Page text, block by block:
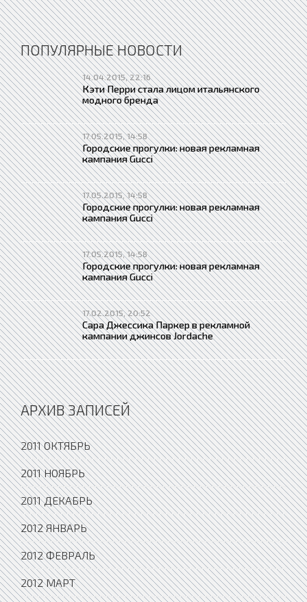
ПОПУЛЯРНЫЕ НОВОСТИ
14.04.2015, 22:16
Кэти Перри стала лицом итальянского
модного бренда
17.05.2015, 14:58
Городские прогулки: новая рекламная
кампания Gucci
17.05.2015, 14:58
Городские прогулки: новая рекламная
кампания Gucci
17.05.2015, 14:58
Городские прогулки: новая рекламная
кампания Gucci
17.02.2015, 20:52
Сара Джессика Паркер в рекламной
кампании джинсов Jordache
АРХИВ ЗАПИСЕЙ
2011 ОКТЯБРЬ
2011 НОЯБРЬ
2011 ДЕКАБРЬ
2012 ЯНВАРЬ
2012 ФЕВРАЛЬ
2012 МАРТ